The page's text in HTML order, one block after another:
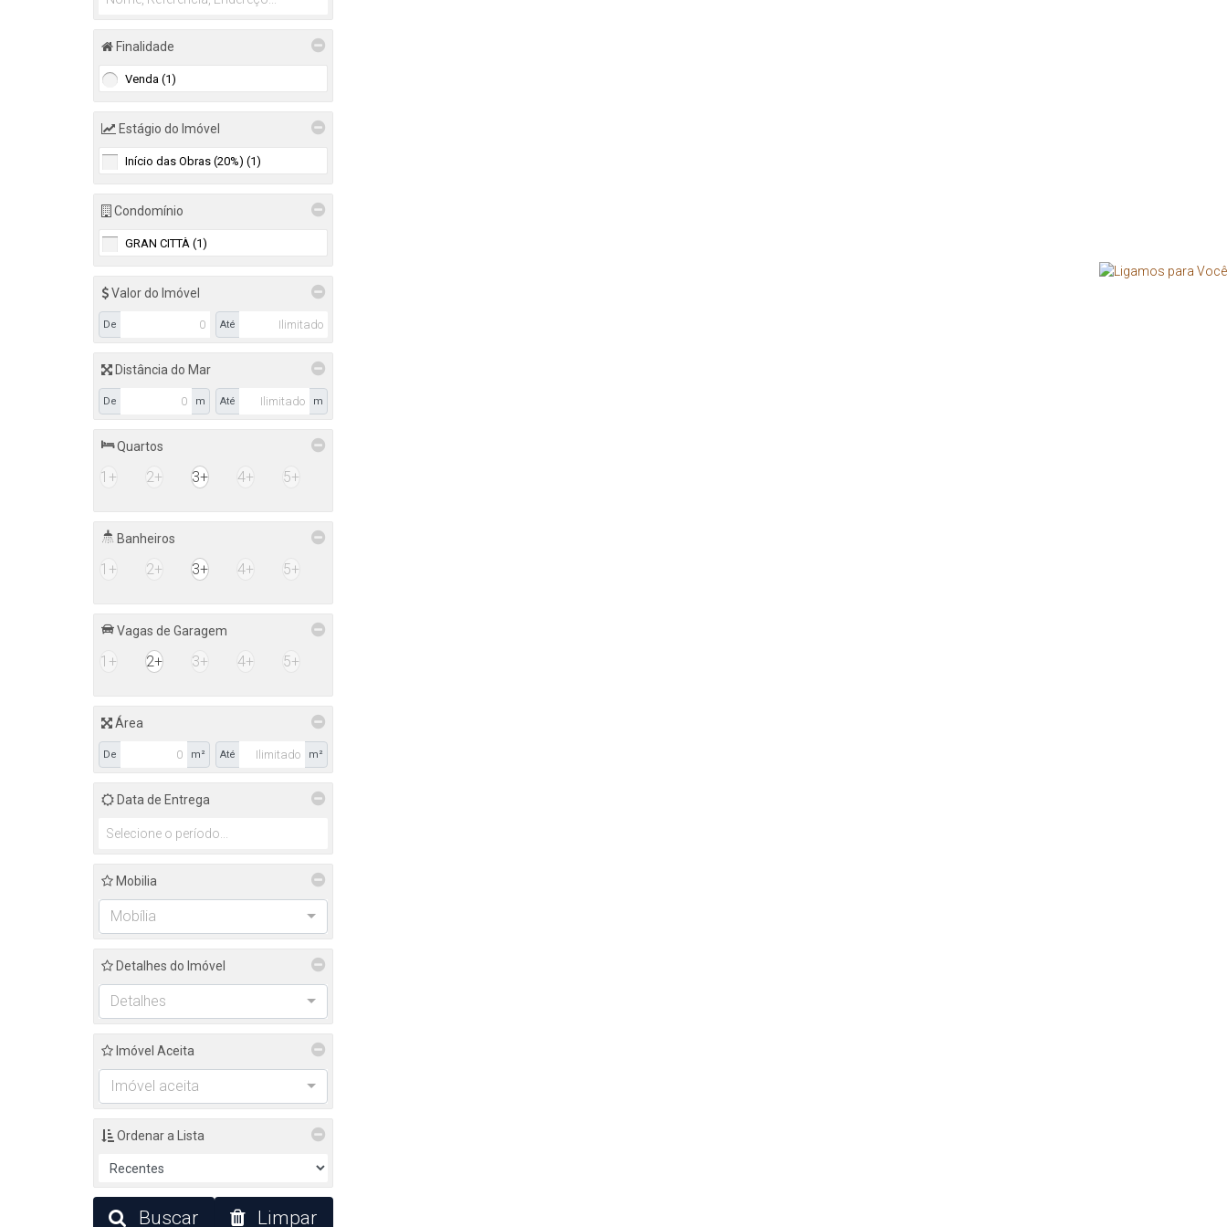
Itapema (1)
Centro (1)
Palhoça (1)
Cidade Universitária Pedra Branca (1)
Finalidade
Venda (1)
Estágio do Imóvel
Início das Obras (20%) (1)
Condomínio
GRAN CITTÀ (1)
Valor do Imóvel
De Até
Distância do Mar
De m Até m
Quartos
1+ 2+ 3+ 4+ 5+
Banheiros
1+ 2+ 3+ 4+ 5+
Vagas de Garagem
1+ 2+ 3+ 4+ 5+
Área
De m² Até m²
Data de Entrega
Mobilia
Mobília
Detalhes do Imóvel
Detalhes
Imóvel Aceita
Imóvel aceita
Ordenar a Lista
Buscar Limpar